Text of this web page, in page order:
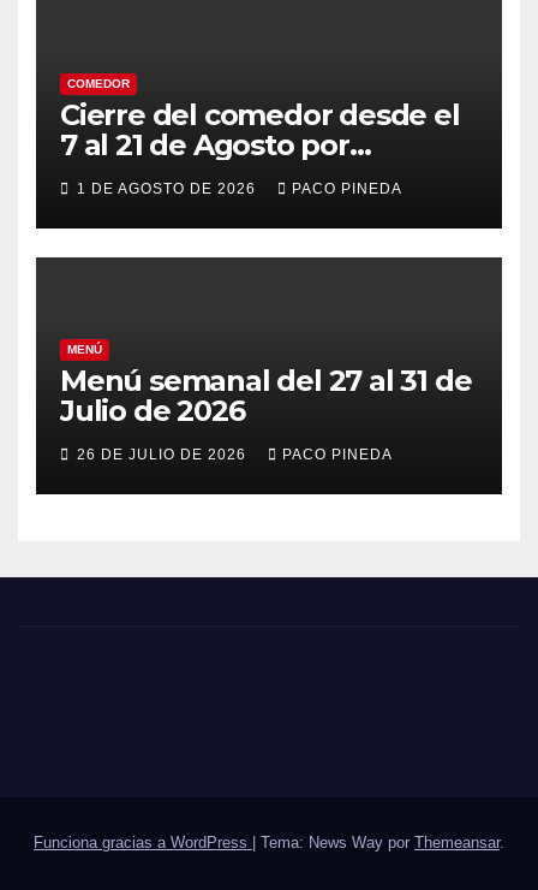
COMEDOR
Cierre del comedor desde el
7 al 21 de Agosto por
vacaciones
1 DE AGOSTO DE 2026 PACO PINEDA
MENÚ
Menú semanal del 27 al 31 de
Julio de 2026
26 DE JULIO DE 2026 PACO PINEDA
Funciona gracias a WordPress Tema: News Way por Themeansar.